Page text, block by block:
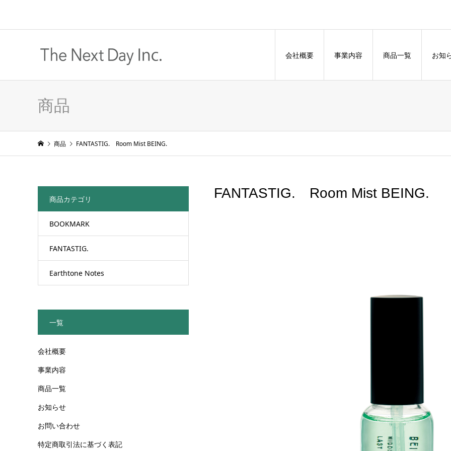
会社概要 事業内容 商品一覧 お知
商品
商品 FANTASTIG. Room Mist BEING.
FANTASTIG. Room Mist BEING.
商品カテゴリ
BOOKMARK
FANTASTIG.
Earthtone Notes
一覧
会社概要
事業内容
商品一覧
お知らせ
お問い合わせ
特定商取引法に基づく表記